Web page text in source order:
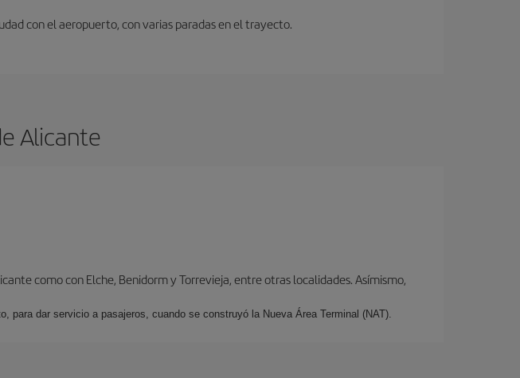
con el aeropuerto, con varias paradas en el trayecto.
Alicante
como con Elche, Benidorm y Torrevieja, entre otras localidades. Asímismo,
para dar servicio a pasajeros, cuando se construyó la Nueva Área Terminal (NAT).